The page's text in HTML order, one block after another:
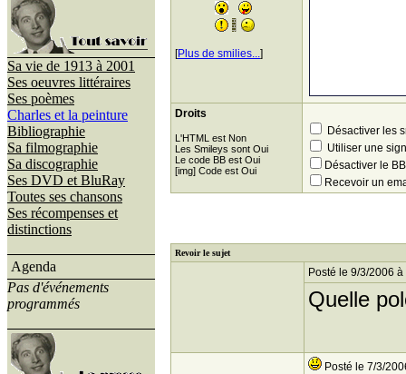
Sa vie de 1913 à 2001
Ses oeuvres littéraires
Ses poèmes
Charles et la peinture
Bibliographie
Sa filmographie
Sa discographie
Ses DVD et BluRay
Toutes ses chansons
Ses récompenses et
distinctions
Agenda
Pas d'événements
programmés
[Plus de smilies...]
Droits
L'HTML est Non
Les Smileys sont Oui
Le code BB est Oui
[img] Code est Oui
Désactiver les
Utiliser une
Désactiver le
Recevoir un
Revoir le sujet
Posté le 9/3/2006
Quelle
Posté le 7/3/